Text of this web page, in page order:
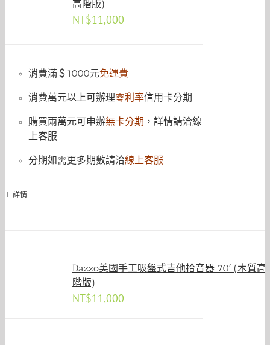
高階版)
NT$11,000
消費滿＄1000元免運費
消費萬元以上可辦理零利率信用卡分期
購買兩萬元可申辦無卡分期 ，詳情請洽線
上客服
分期如需更多期數請洽線上客服
詳情
Dazzo美國手工吸盤式吉他拾音器 70′ (木質高
階版)
NT$11,000